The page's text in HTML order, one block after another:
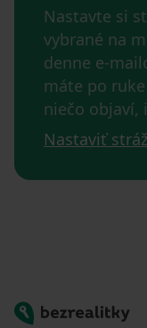
Nastavte si
vybrané na
denne e-
máte po
niečo objaví,
Nastaviť
Bezrealitky